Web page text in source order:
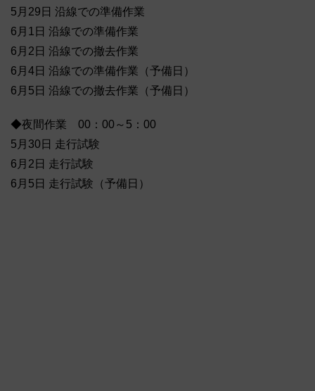
5月29日 沿線での準備作業
6月1日 沿線での準備作業
6月2日 沿線での撤去作業
6月4日 沿線での準備作業（予備日）
6月5日 沿線での撤去作業（予備日）
◆夜間作業 00：00～5：00
5月30日 走行試験
6月2日 走行試験
6月5日 走行試験（予備日）